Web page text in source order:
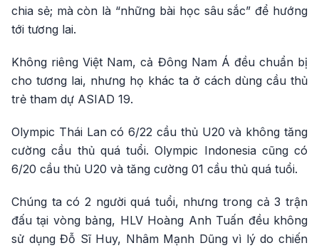
chia sẻ; mà còn là “những bài học sâu sắc” để hướng
tới tương lai.
Không riêng Việt Nam, cả Đông Nam Á đều chuẩn bị
cho tương lai, nhưng họ khác ta ở cách dùng cầu thủ
trẻ tham dự ASIAD 19.
Olympic Thái Lan có 6/22 cầu thủ U20 và không tăng
cường cầu thủ quá tuổi. Olympic Indonesia cũng có
6/20 cầu thủ U20 và tăng cường 01 cầu thủ quá tuổi.
Chúng ta có 2 người quá tuổi, nhưng trong cả 3 trận
đấu tại vòng bảng, HLV Hoàng Anh Tuấn đều không
sử dụng Đỗ Sĩ Huy, Nhâm Mạnh Dũng vì lý do chiến